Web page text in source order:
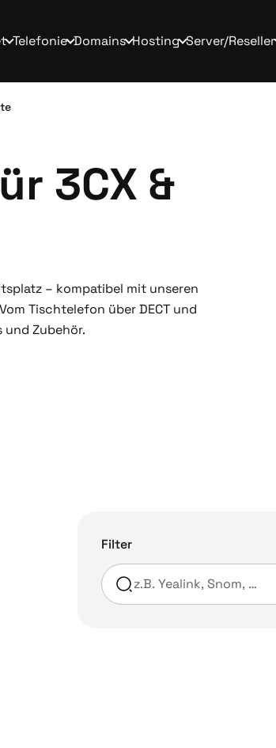
Telefonie Domains Hosting Server/Reseller
3CX &
– kompatibel mit unseren
Tischtelefon über DECT und
und Zubehör.
Filter